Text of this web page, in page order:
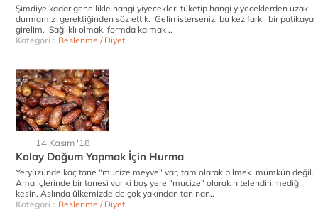
Şimdiye kadar genellikle hangi yiyecekleri tüketip hangi yiyeceklerden uzak
durmamız gerektiğinden söz ettik. Gelin isterseniz, bu kez farklı bir patikaya
girelim. Sağlıklı olmak, formda kalmak ..
Kategori : Beslenme / Diyet
14 Kasım '18
Kolay Doğum Yapmak İçin Hurma
Yeryüzünde kaç tane "mucize meyve" var, tam olarak bilmek mümkün değil.
Ama içlerinde bir tanesi var ki boş yere "mucize" olarak nitelendirilmediği
kesin. Aslında ülkemizde de çok yakından tanınan..
Kategori : Beslenme / Diyet